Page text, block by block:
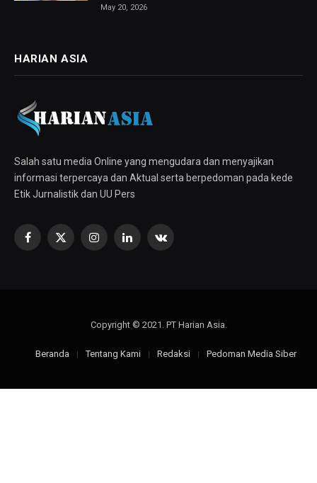
May 20, 2026
HARIAN ASIA
Salah satu media Online yang mengudara dan menyajikan
informasi terpercaya dan Aktual serta berpedoman pada kede
Etik Jurnalistik dan UU Pers
Facebook
X
InstagramLinkedInVKontakte
Copyright © 2021. PT Harian Asia.
Beranda Tentang Kami Redaksi Pedoman Media Siber